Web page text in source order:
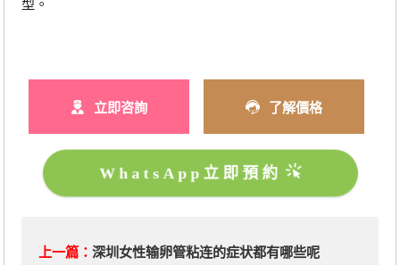
型。
立即咨詢 了解價格
WhatsApp立即預約
上一篇： 深圳女性输卵管粘连的症状都有哪些呢